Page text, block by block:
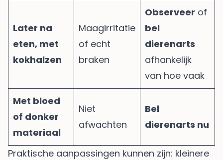
Later na
eten, met
kokhalzen
Maagirritatie
of echt
braken
Observeer of
bel
dierenarts
afhankelijk
van hoe vaak
Met bloed
of donker
materiaal
Niet
afwachten
Bel
dierenarts nu
Praktische aanpassingen kunnen zijn: kleinere